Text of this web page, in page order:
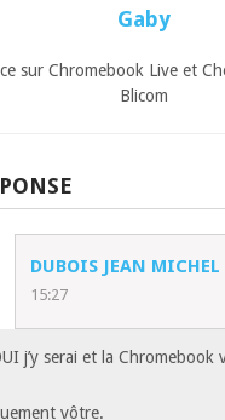
Gaby
sur Chromebook Live et
Blicom
DUBOIS JEAN MICHEL
15:27
j’y serai et la Chromebook
vôtre.